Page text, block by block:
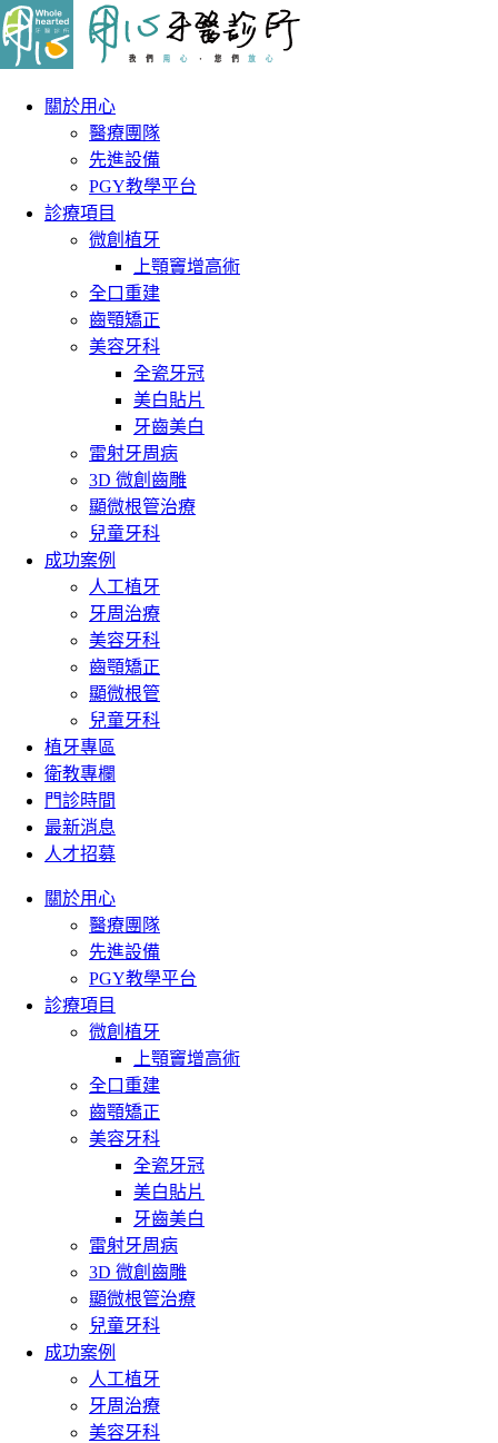
關於用心
醫療團隊
先進設備
PGY教學平台
診療項目
微創植牙
上顎竇增高術
全口重建
齒顎矯正
美容牙科
全瓷牙冠
美白貼片
牙齒美白
雷射牙周病
3D 微創齒雕
顯微根管治療
兒童牙科
成功案例
人工植牙
牙周治療
美容牙科
齒顎矯正
顯微根管
兒童牙科
植牙專區
衛教專欄
門診時間
最新消息
人才招募
關於用心
醫療團隊
先進設備
PGY教學平台
診療項目
微創植牙
上顎竇增高術
全口重建
齒顎矯正
美容牙科
全瓷牙冠
美白貼片
牙齒美白
雷射牙周病
3D 微創齒雕
顯微根管治療
兒童牙科
成功案例
人工植牙
牙周治療
美容牙科